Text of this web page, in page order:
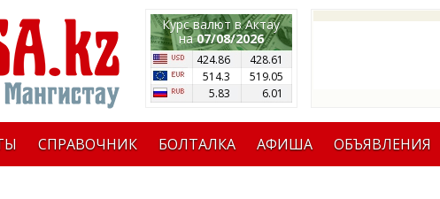
Курс валют в Актау
на07/08/2026
424.86
428.61
514.3
519.05
5.83
6.01
СПРАВОЧНИК БОЛТАЛКА АФИША ОБЪЯВЛЕНИЯ